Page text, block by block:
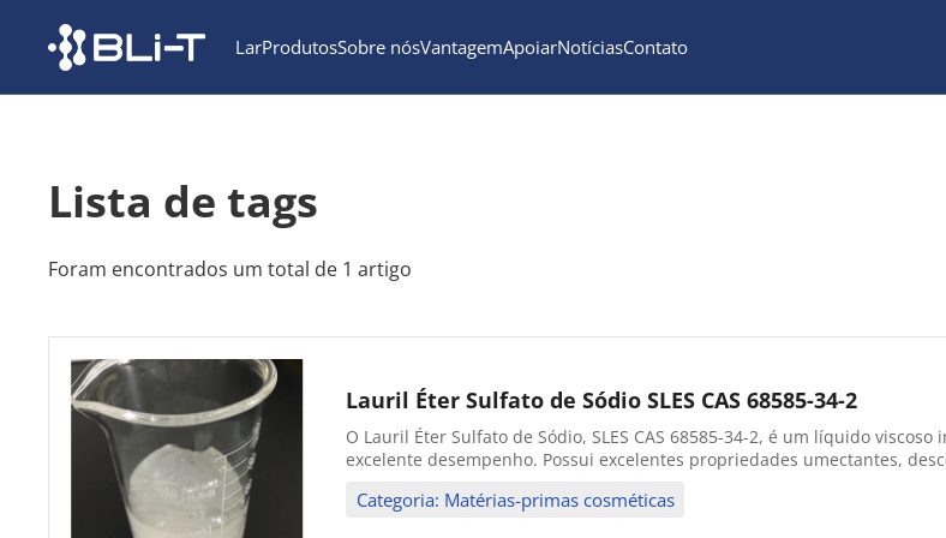
LarProdutosSobre nósVantagemApoiarNotíciasContato
Lista de tags
Foram encontrados um total de 1 artigo
Lauril Éter Sulfato de Sódio SLES CAS 68585-34-2
O Lauril Éter Sulfato de Sódio, SLES CAS 68585-34-2, é um líquido
excelente desempenho. Possui excelentes propriedades umectantes,
Categoria: Matérias-primas cosméticas